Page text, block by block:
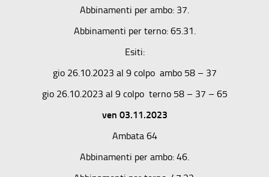
Abbinamenti per ambo: 37.
Abbinamenti per terno: 65.31.
Esiti:
gio 26.10.2023 al 9 colpo ambo 58 – 37
gio 26.10.2023 al 9 colpo terno 58 – 37 – 65
ven 03.11.2023
Ambata 64
Abbinamenti per ambo: 46.